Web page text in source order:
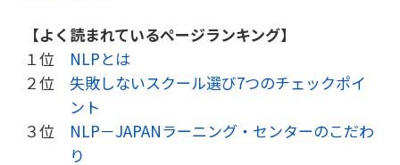
【よく読まれているページランキング】
１位 NLPとは
２位 失敗しないスクール選び7つのチェックポイ
ント
３位 NLP－JAPANラーニング・センターのこだわ
り